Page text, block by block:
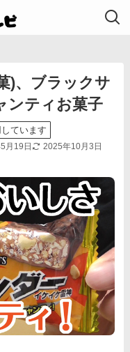
)、ブラックサ
ンティお菓子
ています
月19日 2025年10月3日